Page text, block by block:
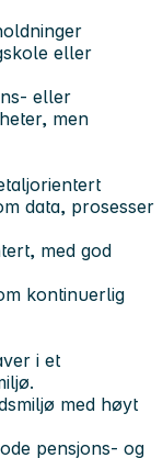
eller
eller
men
data, prosesser
med god
kontinuerlig
i et
med høyt
pensjons- og